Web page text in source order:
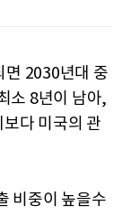
면 2030년대 중
소 8년이 남아,
다 미국의 관
비중이 높을수